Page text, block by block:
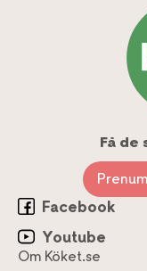
Få de
Facebook
Youtube
Om Köket.se